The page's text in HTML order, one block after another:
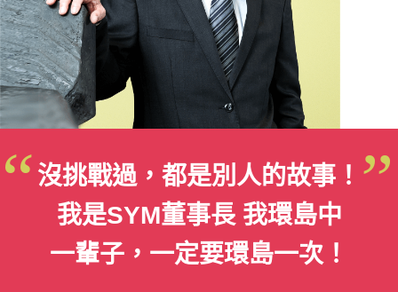
沒挑戰過，都是別人的故事！
我是SYM董事長 我環島中
一輩子，一定要環島一次！